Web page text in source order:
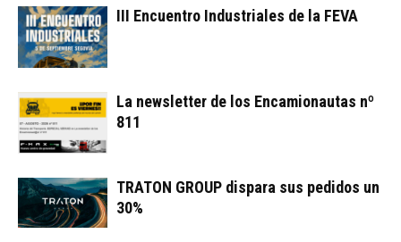
III Encuentro Industriales de la FEVA
La newsletter de los Encamionautas nº
811
TRATON GROUP dispara sus pedidos un
30%